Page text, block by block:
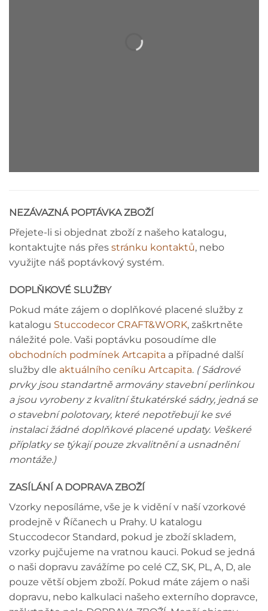
NEZÁVAZNÁ POPTÁVKA ZBOŽÍ
Přejete-li si objednat zboží z našeho katalogu,
kontaktujte nás přes stránku kontaktů, nebo
využijte náš poptávkový systém.
DOPLŇKOVÉ SLUŽBY
Pokud máte zájem o doplňkové placené služby z
katalogu Stuccodecor CRAFT&WORK, zaškrtněte
náležité pole. Vaši poptávku posoudíme dle
obchodních podmínek Artcapita a případné další
služby dle aktuálního ceníku Artcapita. ( Sádrové
prvky jsou standartně armovány stavební perlinkou
a jsou vyrobeny z kvalitní štukatérské sádry, jedná se
o stavební polotovary, které nepotřebují ke své
instalaci žádné doplňkové placené updaty. Veškeré
příplatky se týkají pouze zkvalitnění a usnadnění
montáže.)
ZASÍLÁNÍ A DOPRAVA ZBOŽÍ
Vzorky neposíláme, vše je k vidění v naší vzorkové
prodejně v Říčanech u Prahy. U katalogu
Stuccodecor Standard, pokud je zboží skladem,
vzorky pujčujeme na vratnou kauci. Pokud se jedná
o naši dopravu zavážíme po celé CZ, SK, PL, A, D, ale
pouze větší objem zboží. Pokud máte zájem o naši
dopravu, nebo kalkulaci našeho externího dopravce,